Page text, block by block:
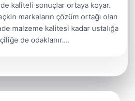
kaliteli sonuçlar ortaya koyar.
markaların çözüm ortağı olan
malzeme kalitesi kadar ustalığa
de odaklanır.…